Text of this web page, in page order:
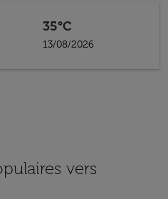
35°C
13/08/2026
vers